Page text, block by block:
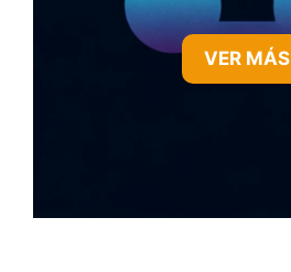
VER MÁS